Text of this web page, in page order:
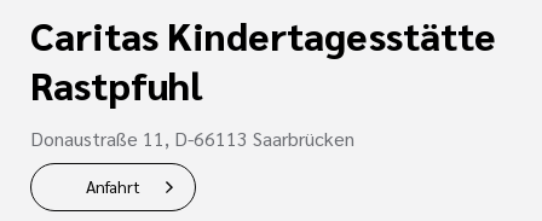
Caritas Kindertagesstätte
Rastpfuhl
Donaustraße 11, D-66113 Saarbrücken
Anfahrt